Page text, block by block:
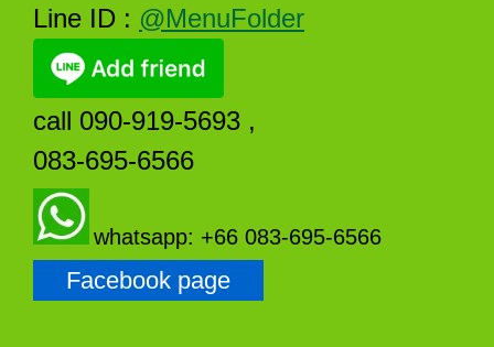
Line ID : @MenuFolder
call 090-919-5693 ,
083-695-6566
whatsapp: +66 083-695-6566
Facebook page